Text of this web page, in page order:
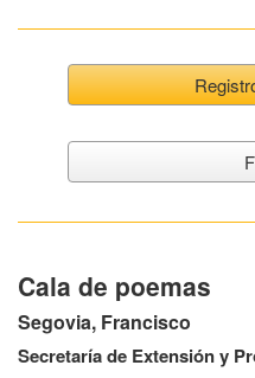
Cala de poemas
Segovia, Francisco
Secretaría de Extensión y